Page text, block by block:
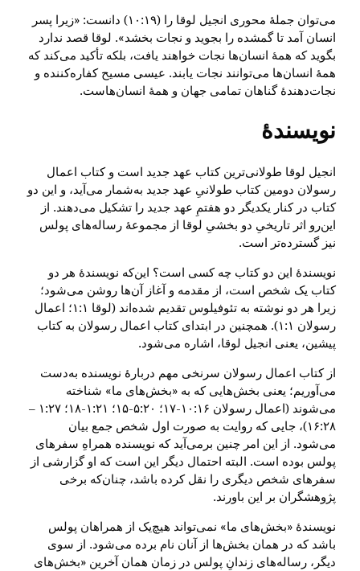
می‌توان جملهٔ محوری انجیل لوقا را (۱۰:۱۹) دانست: «زیرا پسر
انسان آمد تا گمشده را بجوید و نجات بخشد». لوقا قصد ندارد
بگوید که همهٔ انسان‌ها نجات خواهند یافت، بلکه تأکید می‌کند که
همهٔ انسان‌ها می‌توانند نجات یابند. عیسی مسیح کفاره‌کننده و
نجات‌دهندهٔ گناهان تمامی جهان و همهٔ انسان‌هاست.
نویسندهٔ
انجیل لوقا طولانی‌ترین کتاب عهد جدید است و کتاب اعمال
رسولان دومین کتاب طولانیِ عهد جدید به‌شمار می‌آید، و این دو
کتاب در کنار یکدیگر دو هفتمِ عهد جدید را تشکیل می‌دهند. از
این‌رو اثر تاریخیِ دو بخشیِ لوقا از مجموعهٔ رساله‌های پولس
نیز گسترده‌تر است.
نویسندهٔ این دو کتاب چه کسی است؟ این‌که نویسندهٔ هر دو
کتاب یک شخص است، از مقدمه و آغاز آن‌ها روشن می‌شود؛
زیرا هر دو نوشته به تئوفیلوس تقدیم شده‌اند (لوقا ۱:۱؛ اعمال
رسولان ۱:۱). همچنین در ابتدای کتاب اعمال رسولان به کتاب
پیشین، یعنی انجیل لوقا، اشاره می‌شود.
از کتاب اعمال رسولان سرنخی مهم دربارهٔ نویسنده به‌دست
می‌آوریم؛ یعنی بخش‌هایی که به «بخش‌های ما» شناخته
می‌شوند (اعمال رسولان ۱۰:۱۶-۱۷؛ ۵:۲۰-۱۵؛ ۱:۲۱-۱۸؛ ۱:۲۷ –
۱۶:۲۸)، جایی که روایت به صورت اول شخص جمع بیان
می‌شود. از این امر چنین برمی‌آید که نویسنده همراهِ سفرهای
پولس بوده است. البته احتمال دیگر این است که او گزارشی از
سفرهای شخص دیگری را نقل کرده باشد، چنان‌که برخی
پژوهشگران بر این باورند.
نویسندهٔ «بخش‌های ما» نمی‌تواند هیچ‌یک از همراهان پولس
باشد که در همان بخش‌ها از آنان نام برده می‌شود. از سوی
دیگر، رساله‌های زندانِ پولس در زمان همان آخرین «بخش‌های